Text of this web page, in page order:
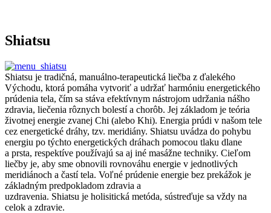
Shiatsu
Shiatsu je tradičná, manuálno-terapeutická liečba z ďalekého
Východu, ktorá pomáha vytvoriť a udržať harmóniu energetického
prúdenia tela, čím sa stáva efektívnym nástrojom udržania nášho
zdravia, liečenia rôznych bolestí a chorôb. Jej základom je teória
životnej energie zvanej Chi (alebo Khi). Energia prúdi v našom tele
cez energetické dráhy, tzv. meridiány. Shiatsu uvádza do pohybu
energiu po týchto energetických dráhach pomocou tlaku dlane
a prsta, respektíve používajú sa aj iné masážne techniky. Cieľom
liečby je, aby sme obnovili rovnováhu energie v jednotlivých
meridiánoch a častí tela. Voľné prúdenie energie bez prekážok je
základným predpokladom zdravia a
uzdravenia. Shiatsu je holisitická metóda, sústreďuje sa vždy na
celok a zdravie.